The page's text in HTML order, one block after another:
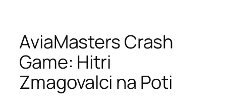
AviaMasters Crash
Game: Hitri
Zmagovalci na Poti